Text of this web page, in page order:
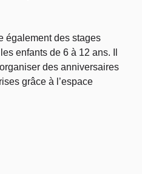
également des stages
enfants de 6 à 12 ans. Il
des anniversaires
grâce à l’espace